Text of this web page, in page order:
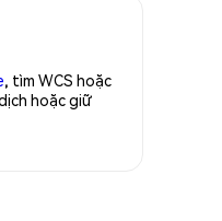
, tìm WCS hoặc
hoặc giữ